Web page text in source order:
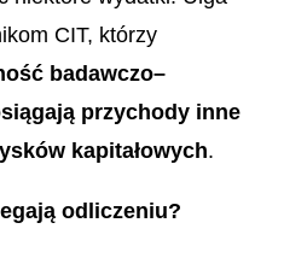
CIT, którzy
badawczo–
przychody inne
kapitałowych.
odliczeniu?